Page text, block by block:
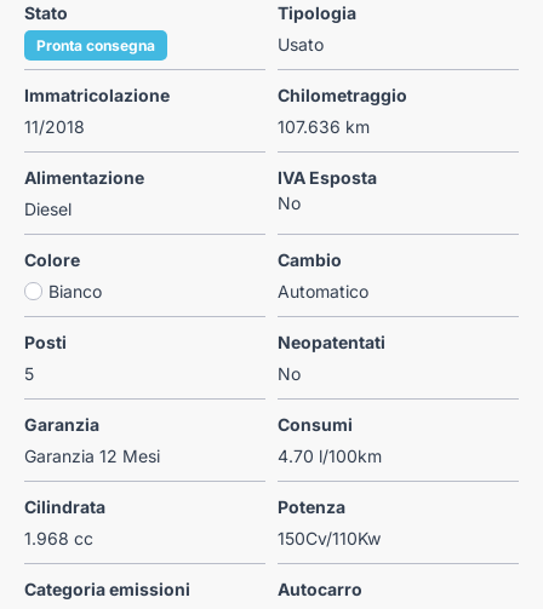
Stato
Pronta consegna
Tipologia
Usato
Immatricolazione
11/2018
Chilometraggio
107.636 km
Alimentazione
Diesel
IVA Esposta
No
Colore
Bianco
Cambio
Automatico
Posti
5
Neopatentati
No
Garanzia
Garanzia 12 Mesi
Consumi
4.70 l/100km
Cilindrata
1.968 cc
Potenza
150Cv/110Kw
Categoria emissioni
Autocarro